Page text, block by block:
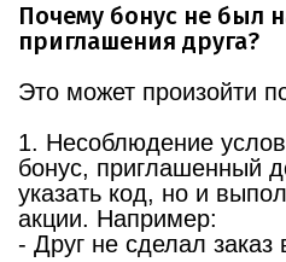
Почему бонус не был
приглашения друга?
Это может произойти
1. Несоблюдение
бонус, приглашенный
указать код, но и
акции. Например:
- Друг не сделал заказ